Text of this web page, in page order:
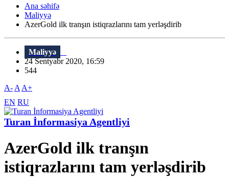
Ana səhifə
Maliyyə
AzerGold ilk tranşın istiqrazlarını tam yerləşdirib
Maliyyə
24 Sentyabr 2020, 16:59
544
A- A A+
EN RU
Turan İnformasiya Agentliyi
AzerGold ilk tranşın
istiqrazlarını tam yerləşdirib